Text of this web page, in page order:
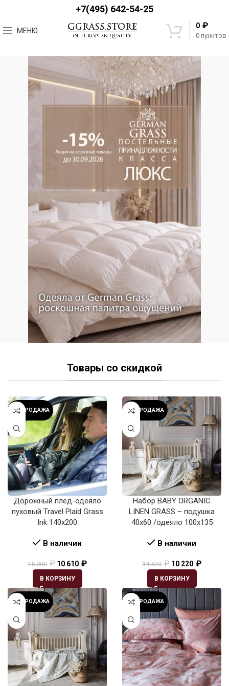
+7(495) 642-54-25
МЕНЮ
0 пунктов
0 ₽
Товары со скидкой
РАСПРОДАЖА
Дорожный плед-одеяло
пуховый Travel Plaid Grass
Ink 140х200
В наличии
15 080 ₽ 10 610 ₽
В КОРЗИНУ
РАСПРОДАЖА
Набор BABY ORGANIC
LINEN GRASS – подушка
40х60 /одеяло 100х135
В наличии
14 520 ₽ 10 220 ₽
В КОРЗИНУ
РАСПРОДАЖА РАСПРОДАЖА